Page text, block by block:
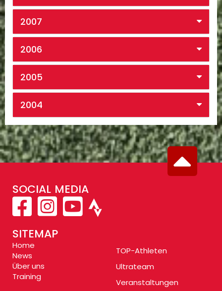
2007
2006
2005
2004
SOCIAL MEDIA
SITEMAP
Home
News
Über uns
Training
TOP-Athleten
Ultrateam
Veranstaltungen